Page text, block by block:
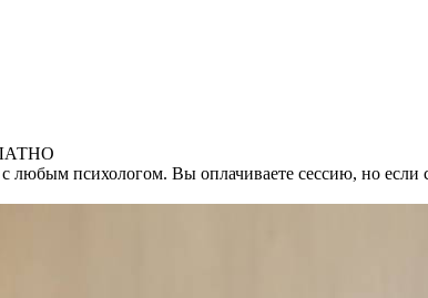
любым психологом. Вы оплачиваете сессию, но